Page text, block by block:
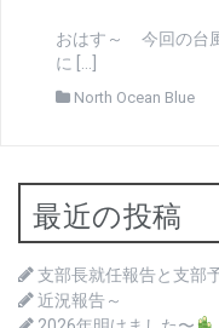
おはす～ 今回の台
に […]
North Ocean Blue
最近の投稿
支部長就任報告と支部
近況報告～